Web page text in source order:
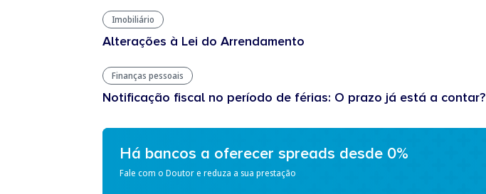
Imobiliário
Alterações à Lei do Arrendamento
Finanças pessoais
Notificação fiscal no período de férias: O prazo já está a contar?
Há bancos a oferecer spreads desde 0%
Fale com o Doutor e reduza a sua prestação